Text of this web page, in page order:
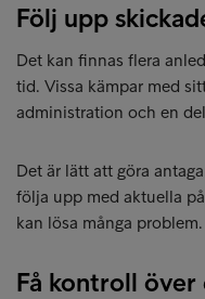
Följ upp
Det kan finnas flera
tid. Vissa kämpar med
administration och en
Det är lätt att göra
följa upp med aktuella
kan lösa många problem.
Få kontroll